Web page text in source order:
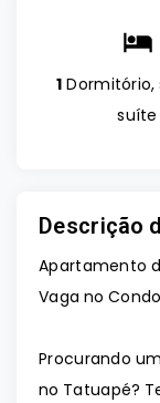
1
suíte
Descrição
Apartamento
Vaga no
Procurando
no Tatuapé?